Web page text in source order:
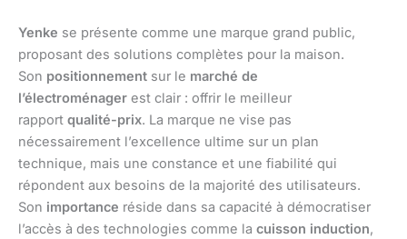
Yenke se présente comme une marque grand public,
proposant des solutions complètes pour la maison.
Son positionnement sur le marché de
l’électroménager est clair : offrir le meilleur
rapport qualité-prix. La marque ne vise pas
nécessairement l’excellence ultime sur un plan
technique, mais une constance et une fiabilité qui
répondent aux besoins de la majorité des utilisateurs.
Son importance réside dans sa capacité à démocratiser
l’accès à des technologies comme la cuisson induction,